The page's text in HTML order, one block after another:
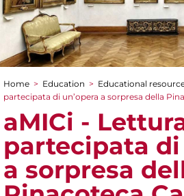
You are here
Home > Education > Educational
partecipata di un’opera a sorpresa della
aMICi -
partecipata di
a sorpresa